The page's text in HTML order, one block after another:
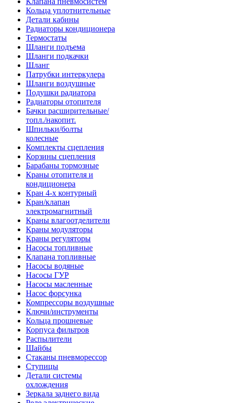
Кольца уплотнительные
Детали кабины
Радиаторы кондиционера
Термостаты
Шланги подъема
Шланги подкачки
Шланг
Патрубки интеркулера
Шланги воздушные
Подушки радиатора
Радиаторы отопителя
Бачки расширительные/
топл./накопит.
Шпильки/болты
колесные
Комплекты сцепления
Корзины сцепления
Барабаны тормозные
Краны отопителя и
кондиционера
Кран 4-х контурный
Кран/клапан
электромагнитный
Краны влагоотделители
Краны модуляторы
Краны регуляторы
Насосы топливные
Клапана топливные
Насосы водяные
Насосы ГУР
Насосы масленные
Насос форсунка
Компрессоры воздушные
Ключи/инструменты
Кольца прошневые
Корпуса фильтров
Распылители
Шайбы
Стаканы пневморессор
Ступицы
Детали системы
охлождения
Зеркала заднего вида